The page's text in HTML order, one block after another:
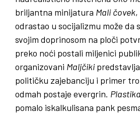
briljantna minijatura Mali čovek
odrastao u socijalizmu može da
svojim doprinosom na ploči
preko noći postali miljenici
organizovani Maljčiki
političku zajebanciju i primer
odmah postaje evergrin. Plastika
pomalo iskalkulisana pank